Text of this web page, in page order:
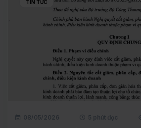
TIN TỨC
08/05/2026 5 phút đọc